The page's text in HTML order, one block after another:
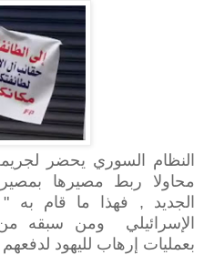
النظام السوري يحضر
محاولا ربط مصيرها
الجديد , فهذا ما قام به
الإسرائيلي ومن سبقه من
بعمليات إرهاب لليهود